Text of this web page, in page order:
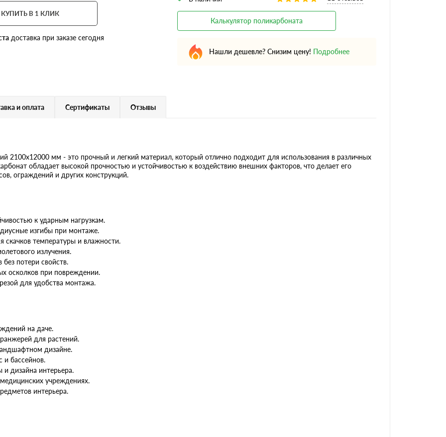
КУПИТЬ В 1 КЛИК
доставка при заказе сегодня
Калькулятор поликарбоната
Нашли дешевле? Снизим цену! Подробнее
и оплата Сертификаты Отзывы
2100х12000 мм - это прочный и легкий материал, который отлично подходит для использования в различных
обладает высокой прочностью и устойчивостью к воздействию внешних факторов, что делает его
ограждений и других конструкций.
к ударным нагрузкам.
изгибы при монтаже.
скачков температуры и влажности.
излучения.
потери свойств.
осколков при повреждении.
для удобства монтажа.
на даче.
для растений.
дизайне.
и бассейнов.
дизайна интерьера.
учреждениях.
интерьера.